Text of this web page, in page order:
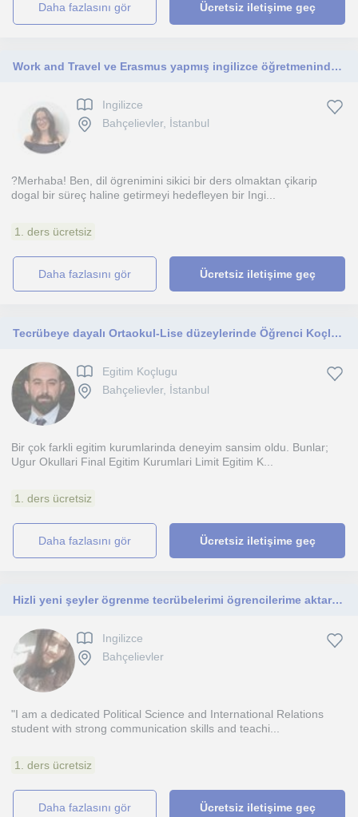
daha fazlasını gör Ücretsiz iletişime geç
Work and Travel ve Erasmus yapmış ingilizce öğretmeninden online kişiye özgün ihtiyaç odaklı özel ders
Ingilizce
Bahçelievler, İstanbul
?Merhaba! Ben, dil ögrenimini sikici bir ders olmaktan çikarip
dogal bir süreç haline getirmeyi hedefleyen bir Ingi...
1. ders ücretsiz
daha fazlasını gör Ücretsiz iletişime geç
Tecrübeye dayalı Ortaokul-Lise düzeylerinde Öğrenci Koçluğu. Başarıya Dogru Yolculuk
Egitim Koçlugu
Bahçelievler, İstanbul
Bir çok farkli egitim kurumlarinda deneyim sansim oldu. Bunlar;
Ugur Okullari Final Egitim Kurumlari Limit Egitim K...
1. ders ücretsiz
daha fazlasını gör Ücretsiz iletişime geç
Hizli yeni şeyler ögrenme tecrübelerimi ögrencilerime aktariyorum
Ingilizce
Bahçelievler
"I am a dedicated Political Science and International Relations
student with strong communication skills and teachi...
1. ders ücretsiz
daha fazlasını gör Ücretsiz iletişime geç